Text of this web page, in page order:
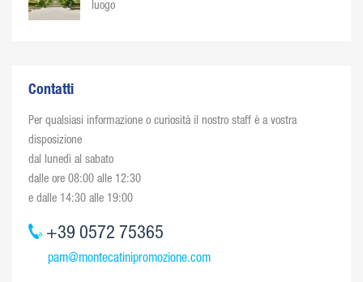
luogo
Contatti
Per qualsiasi informazione o curiosità il nostro staff è a vostra
disposizione
dal lunedì al sabato
dalle ore 08:00 alle 12:30
e dalle 14:30 alle 19:00
+39 0572 75365
pam@montecatinipromozione.com